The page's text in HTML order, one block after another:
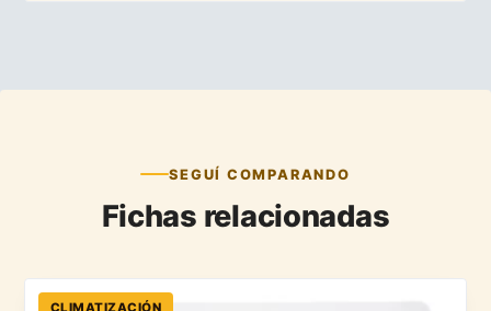
SEGUÍ COMPARANDO
Fichas relacionadas
CLIMATIZACIÓN